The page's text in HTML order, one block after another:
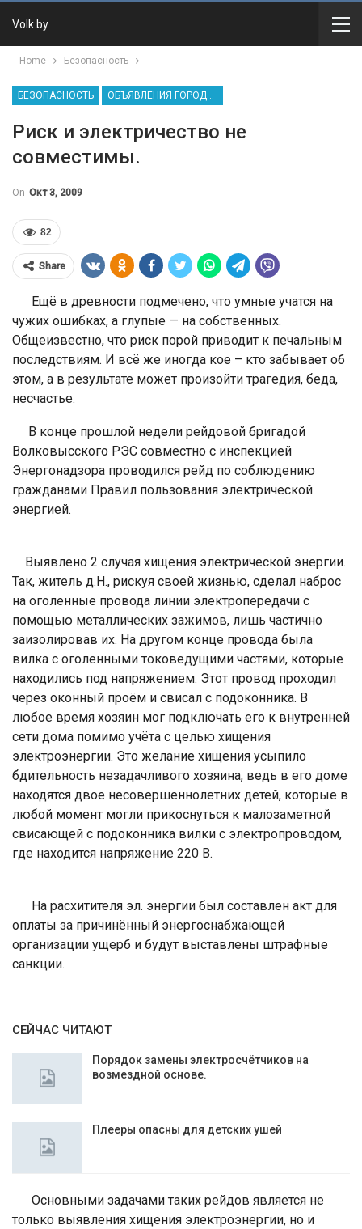
Volk.by
Home Безопасность
БЕЗОПАСНОСТЬ ОБЪЯВЛЕНИЯ ГОРОДСКИХ СЛУЖБ
Риск и электричество не
совместимы.
On Окт 3, 2009
82
Share
Ещё в древности подмечено, что умные учатся на
чужих ошибках, а глупые — на собственных.
Общеизвестно, что риск порой приводит к печальным
последствиям. И всё же иногда кое – кто забывает об
этом, а в результате может произойти трагедия, беда,
несчастье.
В конце прошлой недели рейдовой бригадой
Волковысского РЭС совместно с инспекцией
Энергонадзора проводился рейд по соблюдению
гражданами Правил пользования электрической
энергией.
Выявлено 2 случая хищения электрической энергии.
Так, житель д.Н., рискуя своей жизнью, сделал наброс
на оголенные провода линии электропередачи с
помощью металлических зажимов, лишь частично
заизолировав их. На другом конце провода была
вилка с оголенными токоведущими частями, которые
находились под напряжением. Этот провод проходил
через оконный проём и свисал с подоконника. В
любое время хозяин мог подключать его к внутренней
сети дома помимо учёта с целью хищения
электроэнергии. Это желание хищения усыпило
бдительность незадачливого хозяина, ведь в его доме
находятся двое несовершеннолетних детей, которые в
любой момент могли прикоснуться к малозаметной
свисающей с подоконника вилки с электропроводом,
где находится напряжение 220 В.
На расхитителя эл. энергии был составлен акт для
оплаты за причинённый энергоснабжающей
организации ущерб и будут выставлены штрафные
санкции.
СЕЙЧАС ЧИТАЮТ
Порядок замены электросчётчиков на
возмездной основе.
Плееры опасны для детских ушей
Основными задачами таких рейдов является не
только выявления хищения электроэнергии, но и